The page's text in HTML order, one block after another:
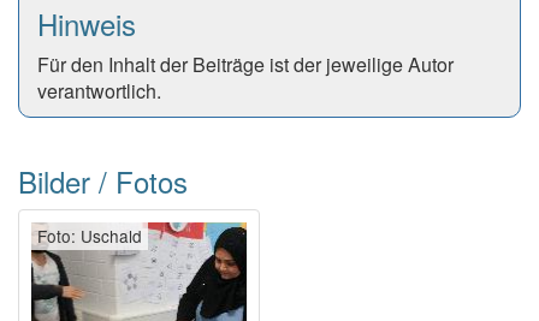
Hinweis
Für den Inhalt der Beiträge ist der jeweilige Autor
verantwortlich.
Bilder / Fotos
Foto: Uschald